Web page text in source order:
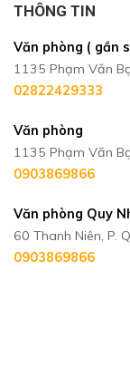
THÔNG TIN
Văn phòng ( gần
1135 Phạm Văn
02822429333
Văn phòng
1135 Phạm Văn
0903869866
Văn phòng Quy
60 Thanh Niên, P.
0903869866